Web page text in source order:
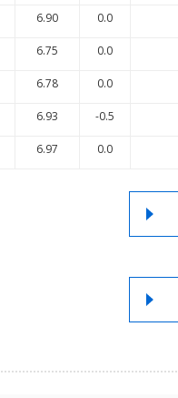
6.90 0.0
6.75 0.0
6.78 0.0
6.93 -0.5
6.97 0.0